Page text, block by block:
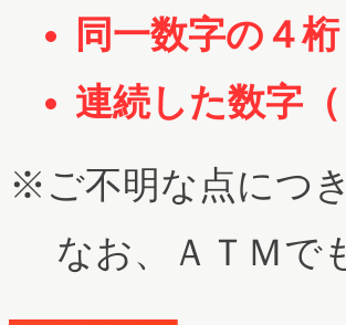
同一数字の４
連続した数字
※ご不明な点につ
なお、ＡＴＭで